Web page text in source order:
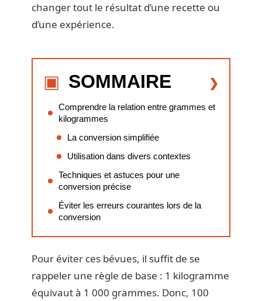
changer tout le résultat d’une recette ou
d’une expérience.
SOMMAIRE
Comprendre la relation entre grammes et
kilogrammes
La conversion simplifiée
Utilisation dans divers contextes
Techniques et astuces pour une
conversion précise
Éviter les erreurs courantes lors de la
conversion
Pour éviter ces bévues, il suffit de se
rappeler une règle de base : 1 kilogramme
équivaut à 1 000 grammes. Donc, 100